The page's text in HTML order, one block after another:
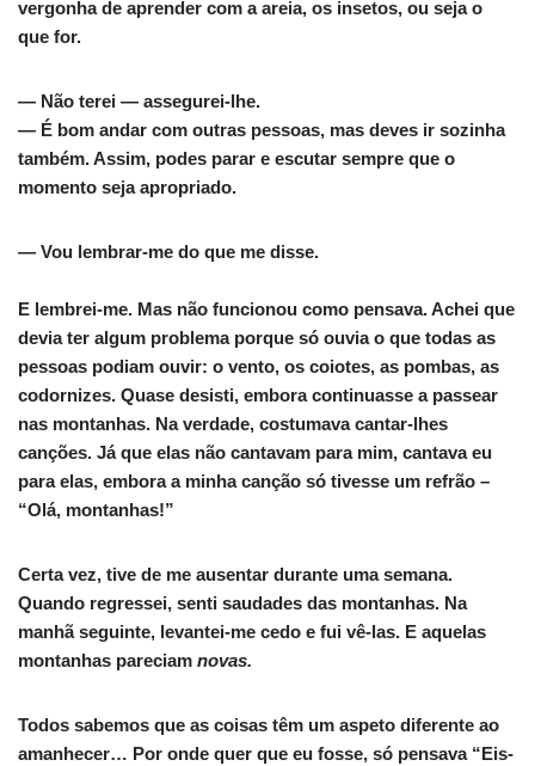
vergonha de aprender com a areia, os insetos, ou seja o
que for.
— Não terei — assegurei-lhe.
— É bom andar com outras pessoas, mas deves ir sozinha
também. Assim, podes parar e escutar sempre que o
momento seja apropriado.
— Vou lembrar-me do que me disse.
E lembrei-me. Mas não funcionou como pensava. Achei que
devia ter algum problema porque só ouvia o que todas as
pessoas podiam ouvir: o vento, os coiotes, as pombas, as
codornizes. Quase desisti, embora continuasse a passear
nas montanhas. Na verdade, costumava cantar-lhes
canções. Já que elas não cantavam para mim, cantava eu
para elas, embora a minha canção só tivesse um refrão –
“Olá, montanhas!”
Certa vez, tive de me ausentar durante uma semana.
Quando regressei, senti saudades das montanhas. Na
manhã seguinte, levantei-me cedo e fui vê-las. E aquelas
montanhas pareciam novas.
Todos sabemos que as coisas têm um aspeto diferente ao
amanhecer… Por onde quer que eu fosse, só pensava “Eis-